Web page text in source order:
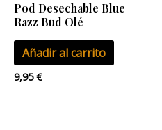
Pod Desechable Blue
Razz Bud Olé
Añadir al carrito
9,95€